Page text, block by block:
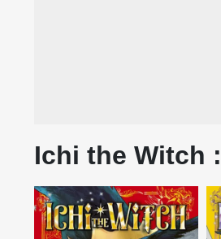
Ichi the Witch